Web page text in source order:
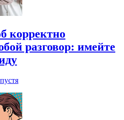
корректно
разговор: имейте